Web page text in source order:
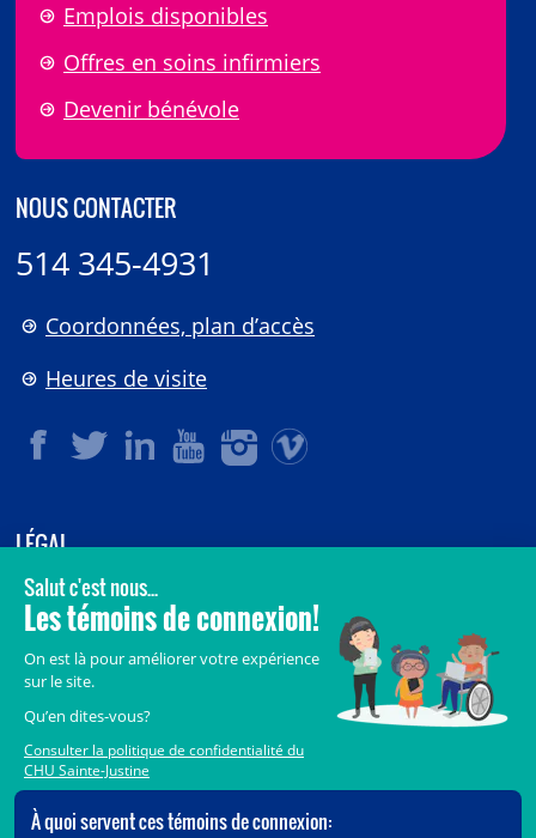
Emplois disponibles
Offres en soins infirmiers
Devenir bénévole
NOUS CONTACTER
514 345-4931
Coordonnées, plan d’accès
Heures de visite
LÉGAL
© 2006-2026CHU Sainte-Justine.
Tous droits réservés.
Crédits
Accès aux documents des organismes publics